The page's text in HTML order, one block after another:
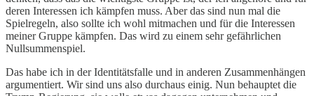
deren Interessen ich kämpfen muss. Aber das sind nun mal die
Spielregeln, also sollte ich wohl mitmachen und für die Interessen
meiner Gruppe kämpfen. Das wird zu einem sehr gefährlichen
Nullsummenspiel.
Das habe ich in der Identitätsfalle und in anderen Zusammenhängen
argumentiert. Wir sind uns also durchaus einig. Nun behauptet die